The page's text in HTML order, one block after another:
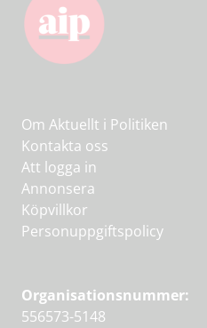
Om Aktuellt i Politiken
Kontakta oss
Att logga in
Annonsera
Köpvillkor
Personuppgiftspolicy
Organisationsnummer:
556573-5148